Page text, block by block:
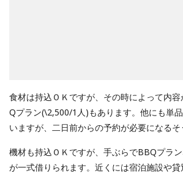
食材は持込ＯＫですが、その時によって内
Qプラン(\2,500/1人)もあります。他にも単
いますが、二日前からの予約が必要になるそ
機材も持込ＯＫですが、手ぶらでBBQプラ
が一式借りられます。近くには宿泊施設や